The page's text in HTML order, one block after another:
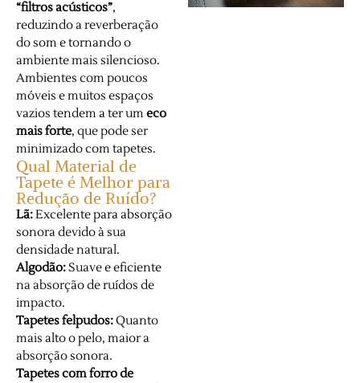
“filtros acústicos”,
reduzindo a reverberação
do som e tornando o
ambiente mais silencioso.
Ambientes com poucos
móveis e muitos espaços
vazios tendem a ter umeco
mais forte, que pode ser
minimizado com tapetes.
Qual Material de
Tapete é Melhor para
Redução de Ruído?
Lã:Excelente para absorção
sonora devido à sua
densidade natural.
Algodão:Suave e eficiente
na absorção de ruídos de
impacto.
Tapetes felpudos:Quanto
mais alto o pelo, maior a
absorção sonora.
Tapetes com forro de